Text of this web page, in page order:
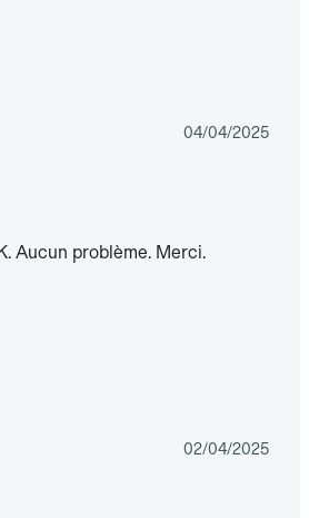
04/04/2025
Aucun problème. Merci.
02/04/2025